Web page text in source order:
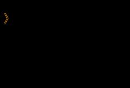
》